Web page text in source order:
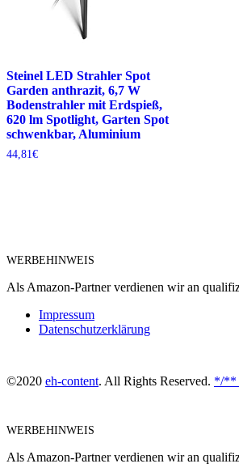
Steinel LED Strahler Spot
Garden anthrazit, 6,7 W
Bodenstrahler mit Erdspieß,
620 lm Spotlight, Garten Spot
schwenkbar, Aluminium
44,81€
WERBEHINWEIS
Als Amazon-Partner verdienen wir an
Impressum
Datenschutzerklärung
©2020 eh-content. All Rights Reserved. */**
WERBEHINWEIS
Als Amazon-Partner verdienen wir an